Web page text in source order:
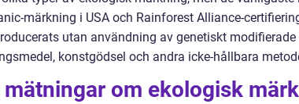
märkning i USA och Rainforest Alliance-
utan användning av genetiskt modifierade
konstgödsel och andra icke-hållbara
om ekologisk